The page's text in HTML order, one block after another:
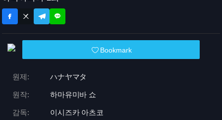
Bookmark
원제: ハナヤマタ
원작: 하마유미바 쇼
감독: 이시즈카 아츠코